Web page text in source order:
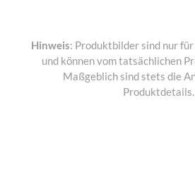
Hinweis: Produktbilder sind nur
und können vom tatsächlichen
Maßgeblich sind stets die
Produktdetails.